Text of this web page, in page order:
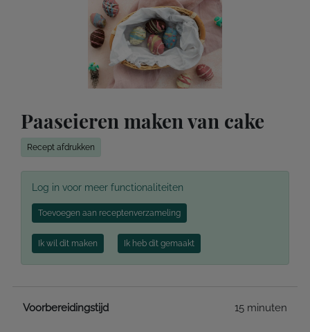
Paaseieren maken van cake
Recept afdrukken
Log in voor meer functionaliteiten
Toevoegen aan receptenverzameling
Ik wil dit maken Ik heb dit gemaakt
Voorbereidingstijd 15 minuten